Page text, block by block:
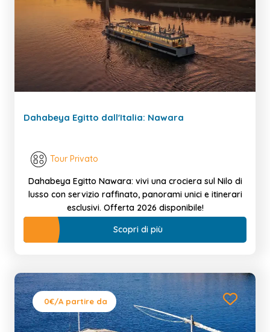
Dahabeya Egitto dall'Italia: Nawara
Tour Privato
Dahabeya Egitto Nawara: vivi una crociera sul Nilo di
lusso con servizio raffinato, panorami unici e itinerari
esclusivi. Offerta 2026 disponibile!
Scopri di più
0€/A partire da